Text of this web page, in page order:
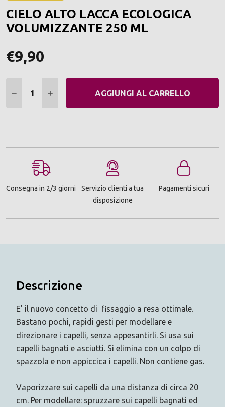
CIELO ALTO LACCA ECOLOGICA
VOLUMIZZANTE 250 ML
€9,90
DIMINUIRE QUANTITÀ:
AUMENTARE QUANTITÀ:
AGGIUNGI AL CARRELLO
Consegna in 2/3 giorni
Servizio clienti a tua
disposizione
Pagamenti sicuri
Descrizione
E' il nuovo concetto di fissaggio a resa ottimale.
Bastano pochi, rapidi gesti per modellare e
direzionare i capelli, senza appesantirli. Si usa sui
capelli bagnati e asciutti. Si elimina con un colpo di
spazzola e non appiccica i capelli. Non contiene gas.
Vaporizzare sui capelli da una distanza di circa 20
cm. Per modellare: spruzzare sui capelli bagnati ed